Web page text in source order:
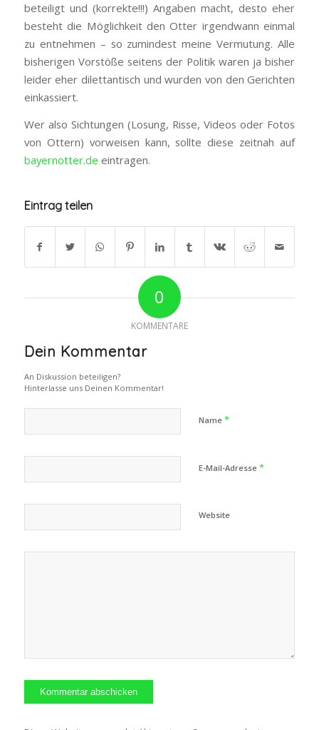
beteiligt und (korrekte!!!) Angaben macht, desto eher
besteht die Möglichkeit den Otter irgendwann einmal
zu entnehmen – so zumindest meine Vermutung. Alle
bisherigen Vorstöße seitens der Politik waren ja bisher
leider eher dilettantisch und wurden von den Gerichten
einkassiert.
Wer also Sichtungen (Losung, Risse, Videos oder Fotos
von Ottern) vorweisen kann, sollte diese zeitnah auf
bayernotter.de eintragen.
Eintrag teilen
0
KOMMENTARE
Dein Kommentar
An Diskussion beteiligen?
Hinterlasse uns Deinen Kommentar!
Name *
E-Mail-Adresse *
Website